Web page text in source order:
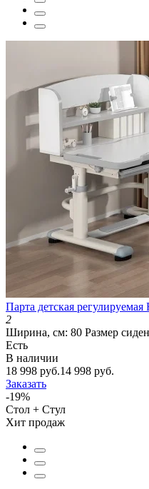
Парта детская
2
Ширина, см: 80 Размер
Есть
В наличии
18 998 руб.14 998 руб.
Заказать
-19%
Стол + Стул
Хит продаж